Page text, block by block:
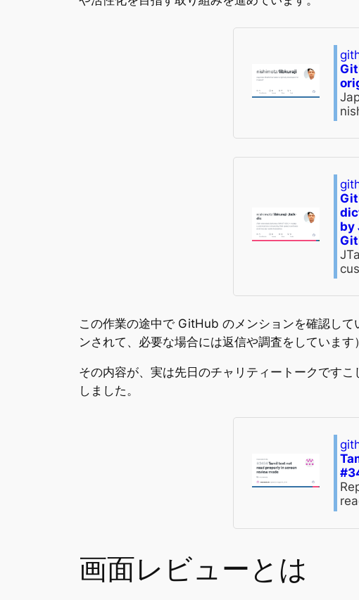
by
この作業の途中で GitHub のメンションを確認し
ンされて、必要な場合には返信や調査をしています
その内容が、実は先日のチャリティートークです
しました。
画面レビューとは